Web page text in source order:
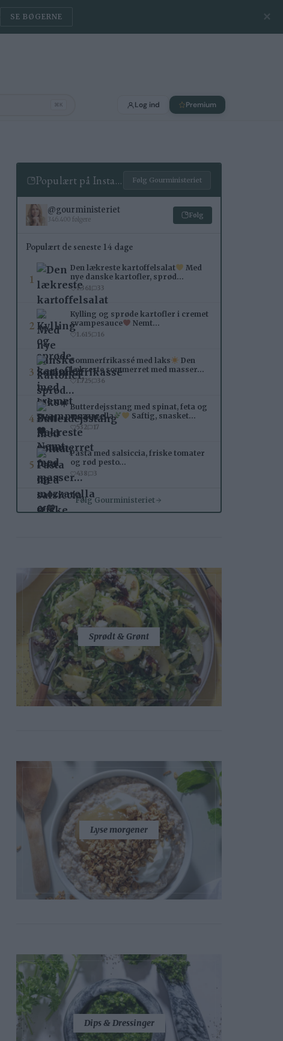
⌘K Log ind Premium
SE BØGERNE ✕
Populært på Instagram Følg Gourministeriet
@gourministeriet
346.400 følgere
Følg
Populært de seneste 14 dage
1
Den lækreste kartoffelsalat
Med
nye danske kartofler, sprød…
1.361 33
2
Kylling og sprøde kartofler i cremet
svampesauce
Nemt…
1.615 16
3
Sommerfrikassé med laks
Den
lækreste sommerret med masser…
1.725 36
4
Butterdejsstang med spinat, feta og
mozzarella
Saftig, snasket…
532 17
5
Pasta med salsiccia, friske tomater
og rød pesto…
438 3
Følg Gourministeriet
Sprødt & Grønt
Lyse morgener
Dips & Dressinger